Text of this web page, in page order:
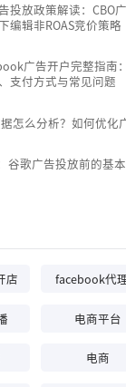
投放政策解读：CBO
编辑非ROAS竞价策略
广告开户完整指南
支付方式与常见问题
怎么分析？如何优化
谷歌广告投放前的基
店 facebook代
电商平台
电商